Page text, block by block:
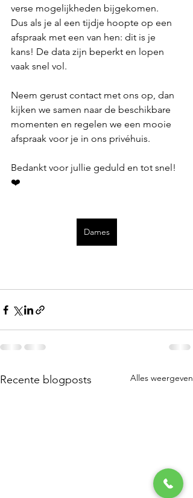
verse mogelijkheden bijgekomen.
Dus als je al een tijdje hoopte op een
afspraak met een van hen: dit is je
kans! De data zijn beperkt en lopen
vaak snel vol.
Neem gerust contact met ons op, dan
kijken we samen naar de beschikbare
momenten en regelen we een mooie
afspraak voor je in ons privéhuis.
Bedankt voor jullie geduld en tot snel!
❤️
Dames
Recente blogposts Alles weergeven